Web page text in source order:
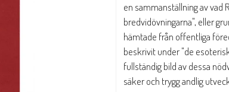
en sammanställning av vad
bredvidövningarna", eller
hämtade från offentliga
beskrivit under "de
fullständig bild av dessa
säker och trygg andlig